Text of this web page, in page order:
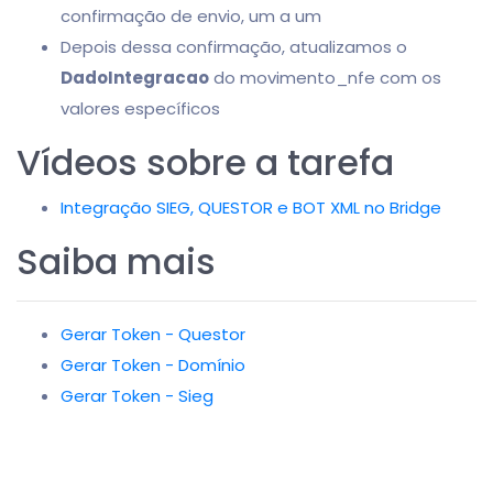
confirmação de envio, um a um
Depois dessa confirmação, atualizamos o
DadoIntegracaodo movimento_nfe com os
valores específicos
Vídeos sobre a tarefa
Integração SIEG, QUESTOR e BOT XML no Bridge
Saiba mais
Gerar Token - Questor
Gerar Token - Domínio
Gerar Token - Sieg